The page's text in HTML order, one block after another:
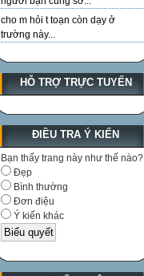
cho m hỏi t toạn còn dạy ở
trường này...
HỖ TRỢ TRỰC TUYẾN
ĐIỀU TRA Ý KIẾN
Bạn thấy trang này như thế nào?
Đẹp
Bình thường
Đơn điệu
Ý kiến khác